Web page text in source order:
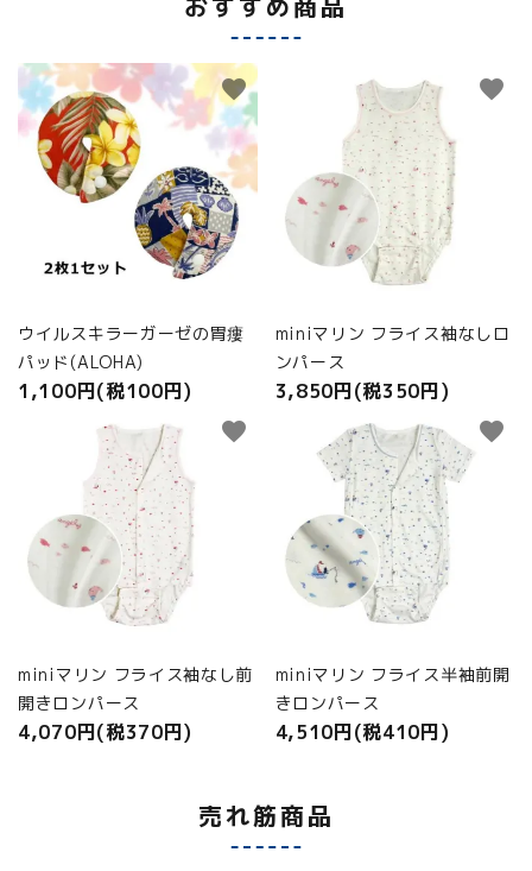
ウイルスキラーガーゼの胃瘻
パッド(ALOHA)
1,100円(税100円)
favorite
miniマリン フライス袖なしロ
ンパース
3,850円(税350円)
favorite
miniマリン フライス袖なし前
開きロンパース
4,070円(税370円)
favorite
miniマリン フライス半袖前開
きロンパース
4,510円(税410円)
favorite
売れ筋商品